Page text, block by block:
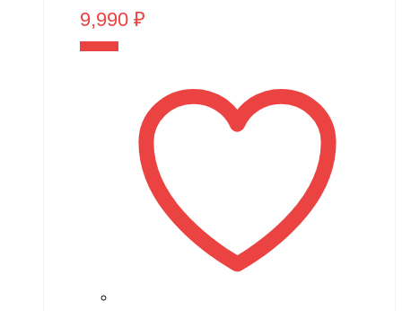
9,990 ₽